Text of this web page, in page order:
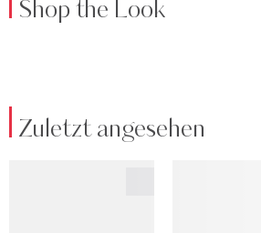
Shop the Look
Zuletzt angesehen